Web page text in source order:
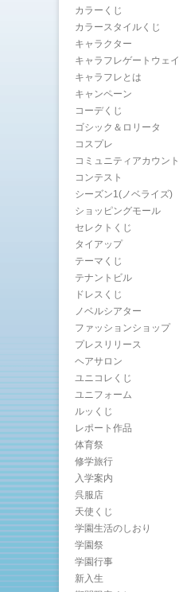
カラーくじ
カラースタイルくじ
キャラクター
キャラフレゲートウェイ
キャラフレとは
キャンペーン
コーデくじ
ゴシック＆ロリータ
コスプレ
コミュニティアカウント
コンテスト
シーズン1(ノベライズ)
ショッピングモール
セレクトくじ
タイアップ
テーマくじ
テナントビル
ドレスくじ
ノベルシアター
ファッションショップ
プレスリリース
ヘアサロン
ユニコレくじ
ユニフォーム
ルッくじ
レポート作品
体育祭
修学旅行
入学案内
呉服店
天使くじ
学園生活のしおり
学園祭
学園行事
新入生